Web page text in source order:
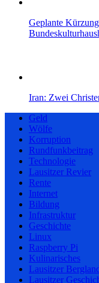
Geplante
Iran: Zwei
Geld
Wölfe
Korruption
Rundfunkbeitrag
Technologie
Lausitzer Revier
Rente
Internet
Bildung
Infrastruktur
Geschichte
Linux
Raspberry Pi
Kulinarisches
Lausitzer
Lausitzer